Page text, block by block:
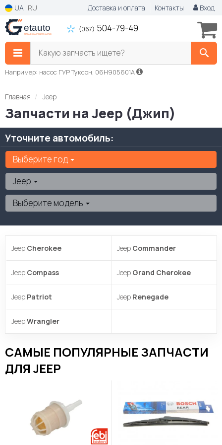
UA RU Доставка и оплата Контакты Вход
(067) 504-79-49
Какую запчасть ищете?
Например: насос ГУР Туксон, 06H905601A
Главная Jeep
Запчасти на Jeep (Джип)
Уточните автомобиль:
Выберите год
Jeep
Выберите модель
Jeep Cherokee Jeep Commander
Jeep Compass Jeep Grand Cherokee
Jeep Patriot Jeep Renegade
JeepWrangler
САМЫЕ ПОПУЛЯРНЫЕ ЗАПЧАСТИ
ДЛЯ JEEP